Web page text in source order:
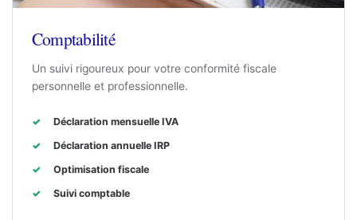
Comptabilité
Un suivi rigoureux pour votre conformité fiscale
personnelle et professionnelle.
Déclaration mensuelle IVA
Déclaration annuelle IRP
Optimisation fiscale
Suivi comptable